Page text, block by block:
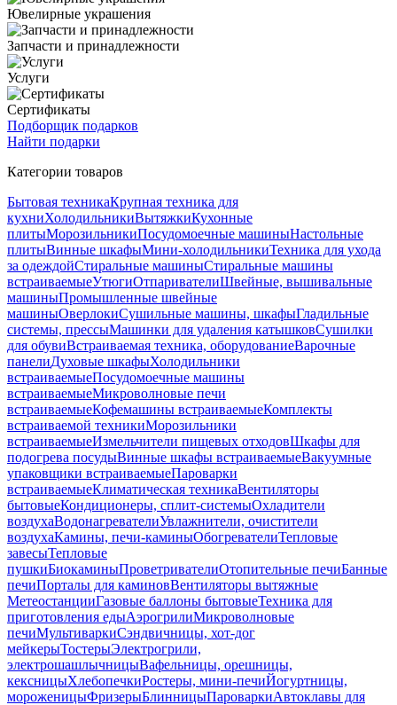
Ювелирные украшения
Запчасти и принадлежности
Услуги
Сертификаты
Подборщик подарков
Найти подарки
Категории товаров
Бытовая техникаКрупная техника для
кухниХолодильникиВытяжкиКухонные
плитыМорозильникиПосудомоечные машиныНастольные
плитыВинные шкафыМини-холодильникиТехника для ухода
за одеждойСтиральные машиныСтиральные машины
встраиваемыеУтюгиОтпаривателиШвейные, вышивальные
машиныПромышленные швейные
машиныОверлокиСушильные машины, шкафыГладильные
системы, прессыМашинки для удаления катышковСушилки
для обувиВстраиваемая техника, оборудованиеВарочные
панелиДуховые шкафыХолодильники
встраиваемыеПосудомоечные машины
встраиваемыеМикроволновые печи
встраиваемыеКофемашины встраиваемыеКомплекты
встраиваемой техникиМорозильники
встраиваемыеИзмельчители пищевых отходовШкафы для
подогрева посудыВинные шкафы встраиваемыеВакуумные
упаковщики встраиваемыеПароварки
встраиваемыеКлиматическая техникаВентиляторы
бытовыеКондиционеры, сплит-системыОхладители
воздухаВодонагревателиУвлажнители, очистители
воздухаКамины, печи-каминыОбогревателиТепловые
завесыТепловые
пушкиБиокаминыПроветривателиОтопительные печиБанные
печиПорталы для каминовВентиляторы вытяжные
МетеостанцииГазовые баллоны бытовыеТехника для
приготовления едыАэрогрилиМикроволновые
печиМультиваркиСэндвичницы, хот-дог
мейкерыТостерыЭлектрогрили,
электрошашлычницыВафельницы, орешницы,
кексницыХлебопечкиРостеры, мини-печиЙогуртницы,
мороженицыФризерыБлинницыПароваркиАвтоклавы для